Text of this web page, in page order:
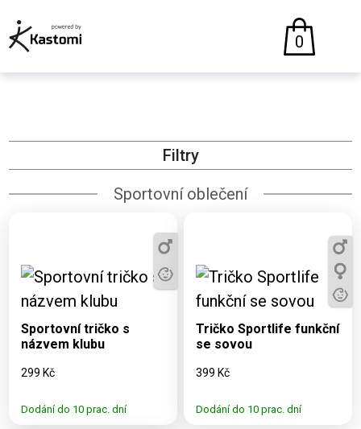
0
Filtry
Sportovní oblečení
Dostupné varianty:
6, 8, XS, S, M, L, XL,
2XL
Sportovní tričko s
názvem klubu
299 Kč
Dodání do 10 prac. dní
Dostupné varianty:
6, 8, 10, 12, S, M, L,
XL, 2XL
Tričko Sportlife funkční
se sovou
399 Kč
Dodání do 10 prac. dní